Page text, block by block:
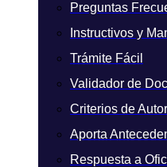
Preguntas
Instructivos y
Trámite Fácil
Validador de
Criterios de
Aporta
Respuesta a